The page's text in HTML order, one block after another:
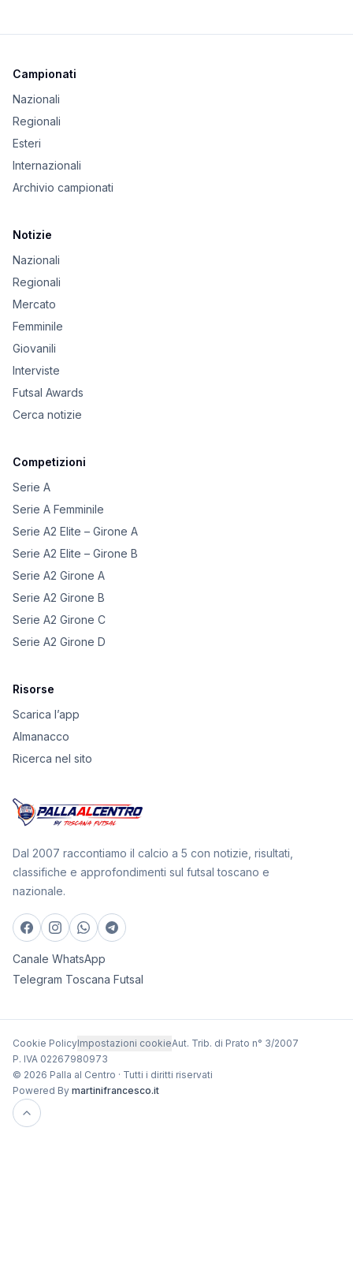
Campionati
Nazionali
Regionali
Esteri
Internazionali
Archivio campionati
Notizie
Nazionali
Regionali
Mercato
Femminile
Giovanili
Interviste
Futsal Awards
Cerca notizie
Competizioni
Serie A
Serie A Femminile
Serie A2 Elite – Girone A
Serie A2 Elite – Girone B
Serie A2 Girone A
Serie A2 Girone B
Serie A2 Girone C
Serie A2 Girone D
Risorse
Scarica l’app
Almanacco
Ricerca nel sito
Dal 2007 raccontiamo il calcio a 5 con notizie, risultati,
classifiche e approfondimenti sul futsal toscano e
nazionale.
Canale WhatsApp
Telegram Toscana Futsal
Cookie PolicyImpostazioni cookieAut. Trib. di Prato n° 3/2007
P. IVA 02267980973
© 2026 Palla al Centro · Tutti i diritti riservati
Powered By martinifrancesco.it